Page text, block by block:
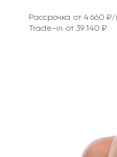
Рассрочка от4 660 ₽/
Trade-in от 39 140 ₽